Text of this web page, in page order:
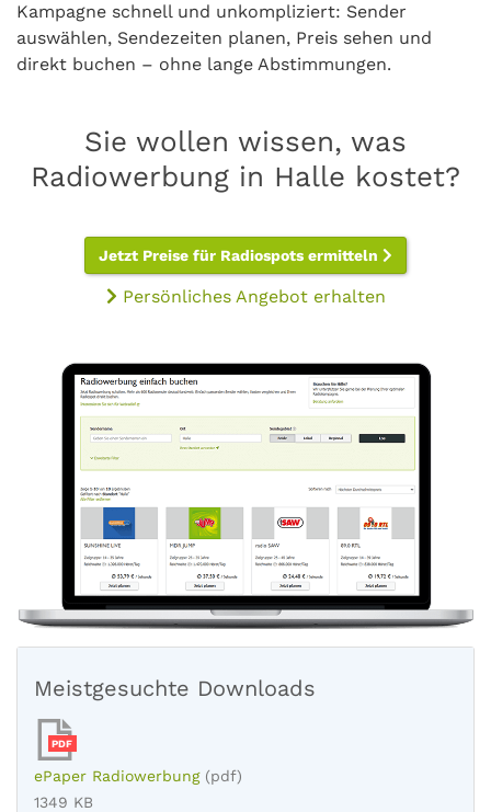
Kampagne schnell und unkompliziert: Sender
auswählen, Sendezeiten planen, Preis sehen und
direkt buchen – ohne lange Abstimmungen.
Sie wollen wissen, was
Radiowerbung in Halle kostet?
Jetzt Preise für Radiospots ermitteln
Persönliches Angebot erhalten
Meistgesuchte Downloads
PDF
ePaper Radiowerbung (pdf)
1349 KB